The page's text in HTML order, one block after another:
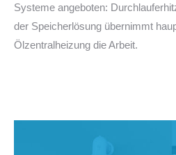
Systeme angeboten:
der Speicherlösung übernimmt
Ölzentralheizung die Arbeit.